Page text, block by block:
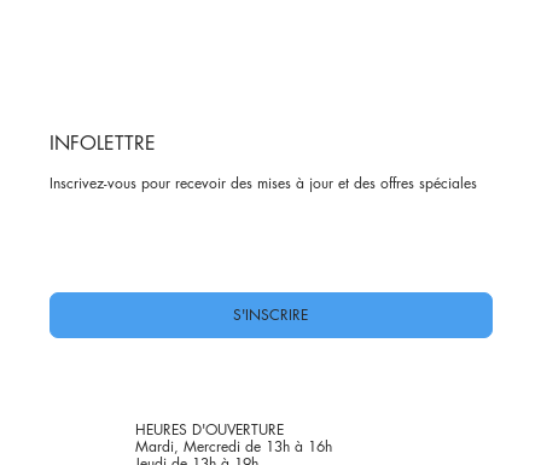
INFOLETTRE
Inscrivez-vous pour recevoir des mises à jour et des offres spéciales
S'INSCRIRE
HEURES D'OUVERTURE
Mardi, Mercredi de 13h à 16h